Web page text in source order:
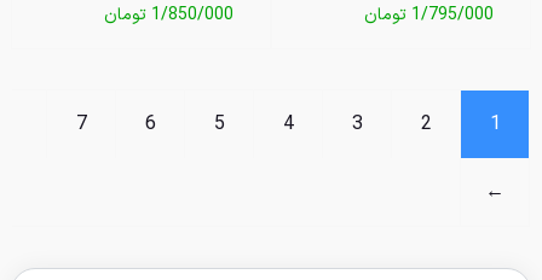
1/795/000 تومان
1/850/000 تومان
1
2
3
4
5
6
7
←